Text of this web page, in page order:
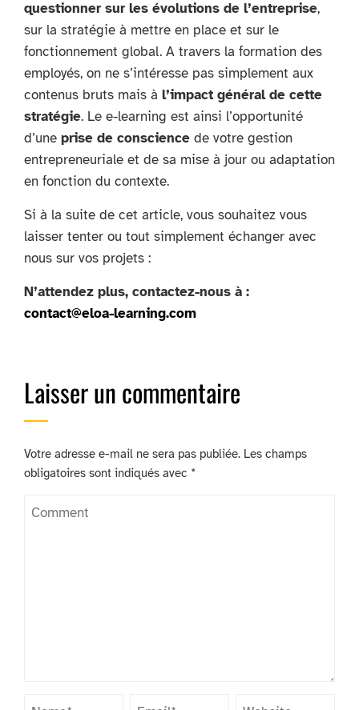
questionner sur les évolutions de l’entreprise,
sur la stratégie à mettre en place et sur le
fonctionnement global. A travers la formation des
employés, on ne s’intéresse pas simplement aux
contenus bruts mais à l’impact général de cette
stratégie. Le e-learning est ainsi l’opportunité
d’une prise de conscience de votre gestion
entrepreneuriale et de sa mise à jour ou adaptation
en fonction du contexte.
Si à la suite de cet article, vous souhaitez vous
laisser tenter ou tout simplement échanger avec
nous sur vos projets :
N’attendez plus, contactez-nous à :
contact@eloa-learning.com
Laisser un commentaire
Votre adresse e-mail ne sera pas publiée. Les champs
obligatoires sont indiqués avec *